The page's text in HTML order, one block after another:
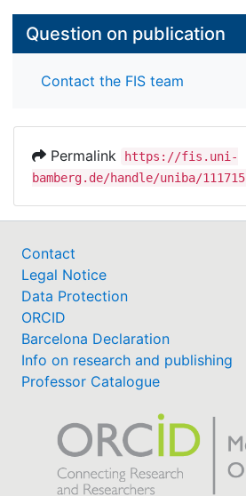
Question on publication
Contact the FIS team
Permalink
https://fis.uni-
bamberg.de/handle/uniba/111715
Contact
Legal Notice
Data Protection
ORCID
Barcelona Declaration
Info on research and publishing
Professor Catalogue